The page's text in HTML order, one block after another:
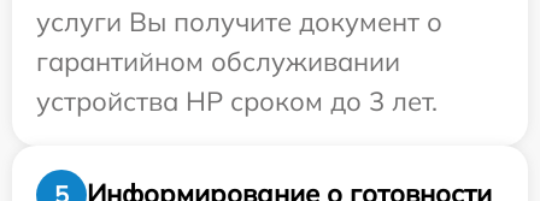
услуги Вы получите документ о
гарантийном обслуживании
устройства HP сроком до 3 лет.
5
Информирование о готовности